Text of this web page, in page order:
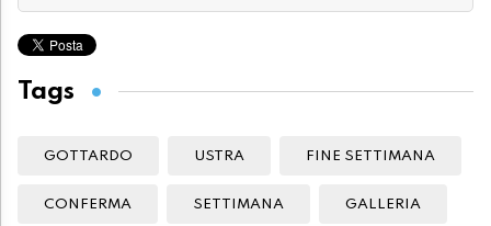
Tags
GOTTARDO USTRA FINE SETTIMANA
CONFERMA SETTIMANA GALLERIA